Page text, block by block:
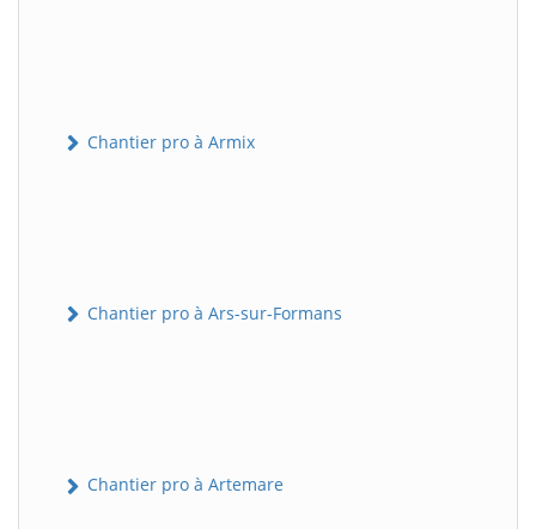
Chantier pro à Armix
Chantier pro à Ars-sur-Formans
Chantier pro à Artemare